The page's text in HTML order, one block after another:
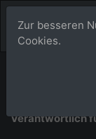
Verantwortlich
Zur besseren
Cookies.